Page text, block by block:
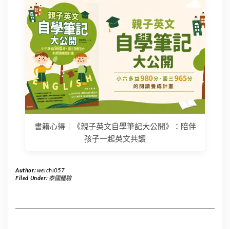
書籍心得｜《親子英文自學筆記大公開》：陪伴
孩子一起英文共讀
Author:weichi057
Filed Under: 泰國體驗